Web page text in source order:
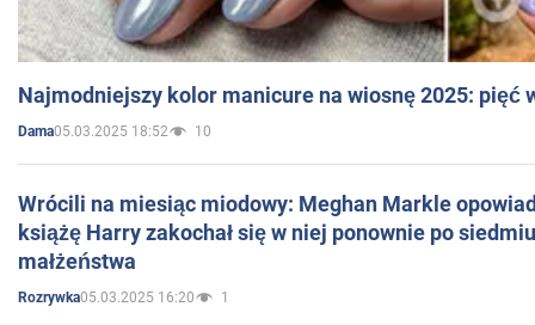
Najmodniejszy kolor manicure na wiosnę 2025: pięć
Dama05.03.2025 18:52 10
Wrócili na miesiąc miodowy: Meghan Markle
książę Harry zakochał się w niej ponownie po
małżeństwa
Rozrywka05.03.2025 16:20 1